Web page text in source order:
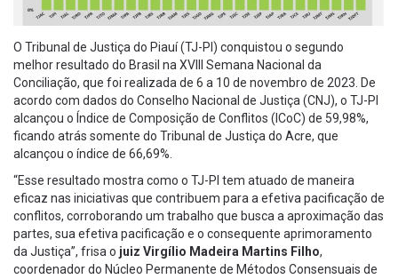
O Tribunal de Justiça do Piauí (TJ-PI) conquistou o segundo
melhor resultado do Brasil na XVIII Semana Nacional da
Conciliação, que foi realizada de 6 a 10 de novembro de 2023. De
acordo com dados do Conselho Nacional de Justiça (CNJ), o TJ-PI
alcançou o Índice de Composição de Conflitos (ICoC) de 59,98%,
ficando atrás somente do Tribunal de Justiça do Acre, que
alcançou o índice de 66,69%.
“Esse resultado mostra como o TJ-PI tem atuado de maneira
eficaz nas iniciativas que contribuem para a efetiva pacificação de
conflitos, corroborando um trabalho que busca a aproximação das
partes, sua efetiva pacificação e o consequente aprimoramento
da Justiça”, frisa o juiz Virgílio Madeira Martins Filho,
coordenador do Núcleo Permanente de Métodos Consensuais de